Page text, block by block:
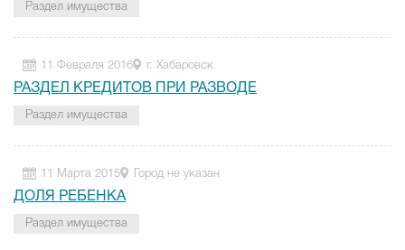
Раздел имущества
11 Февраля 2016 г. Хабаровск
РАЗДЕЛ КРЕДИТОВ ПРИ РАЗВОДЕ
Раздел имущества
11 Марта 2015 Город не указан
ДОЛЯ РЕБЕНКА
Раздел имущества